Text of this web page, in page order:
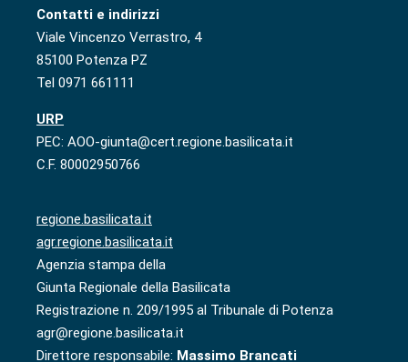
Contatti e indirizzi
Viale Vincenzo Verrastro, 4
85100 Potenza PZ
Tel 0971 661111
URP
PEC: AOO-giunta@cert.regione.basilicata.it
C.F. 80002950766
regione.basilicata.it
agr.regione.basilicata.it
Agenzia stampa della
Giunta Regionale della Basilicata
Registrazione n. 209/1995 al Tribunale di Potenza
agr@regione.basilicata.it
Direttore responsabile: Massimo Brancati